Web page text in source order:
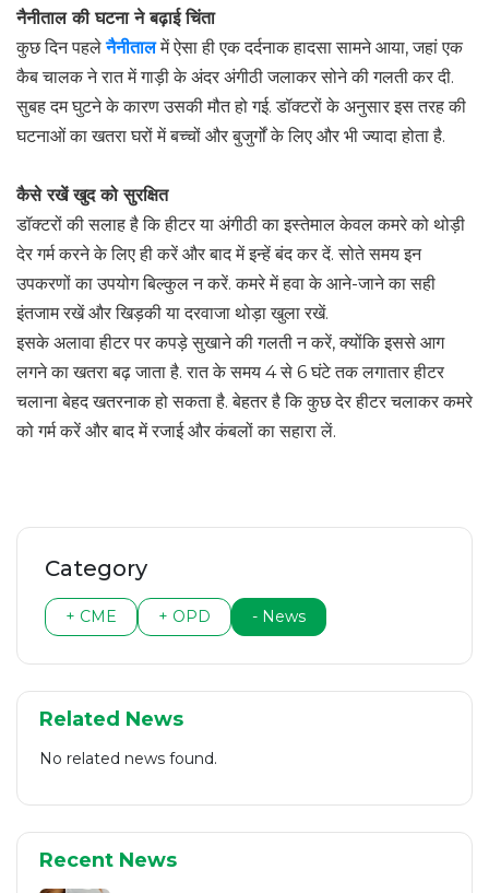
नैनीताल की घटना ने बढ़ाई चिंता
कुछ दिन पहलेनैनीतालमें ऐसा ही एक दर्दनाक हादसा सामने आया, जहां एक
कैब चालक ने रात में गाड़ी के अंदर अंगीठी जलाकर सोने की गलती कर दी.
सुबह दम घुटने के कारण उसकी मौत हो गई. डॉक्टरों के अनुसार इस तरह की
घटनाओं का खतरा घरों में बच्चों और बुजुर्गों के लिए और भी ज्यादा होता है.
कैसे रखें खुद को सुरक्षित
डॉक्टरों की सलाह है कि हीटर या अंगीठी का इस्तेमाल केवल कमरे को थोड़ी
देर गर्म करने के लिए ही करें और बाद में इन्हें बंद कर दें. सोते समय इन
उपकरणों का उपयोग बिल्कुल न करें. कमरे में हवा के आने-जाने का सही
इंतजाम रखें और खिड़की या दरवाजा थोड़ा खुला रखें.
इसके अलावा हीटर पर कपड़े सुखाने की गलती न करें, क्योंकि इससे आग
लगने का खतरा बढ़ जाता है. रात के समय 4 से 6 घंटे तक लगातार हीटर
चलाना बेहद खतरनाक हो सकता है. बेहतर है कि कुछ देर हीटर चलाकर कमरे
को गर्म करें और बाद में रजाई और कंबलों का सहारा लें.
Category
+ CME + OPD - News
Related News
No related news found.
Recent News